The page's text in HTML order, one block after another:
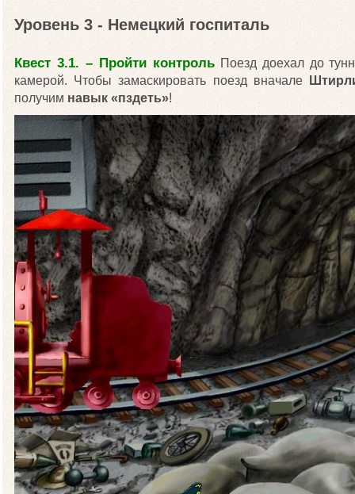
Уровень 3 - Немецкий госпиталь
Квест 3.1. – Пройти контрольПоезд доехал до
камерой. Чтобы замаскировать поезд вначале
получим навык «пздеть»!